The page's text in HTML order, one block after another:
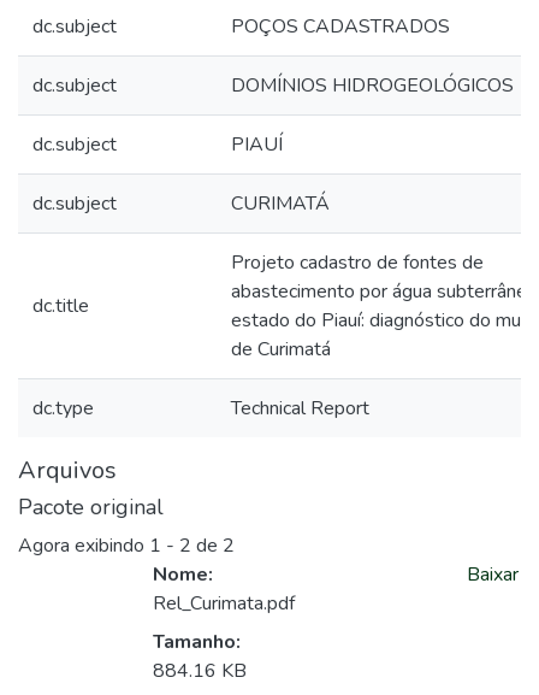
dc.subject POÇOS CADASTRADOS
dc.subject DOMÍNIOS HIDROGEOLÓGICOS
dc.subject PIAUÍ
dc.subject CURIMATÁ
dc.title
Projeto cadastro de fontes de
abastecimento por água subterrânea:
estado do Piauí: diagnóstico do
de Curimatá
dc.type Technical Report
Arquivos
Pacote original
Agora exibindo 1 - 2 de 2
Nome:
Rel_Curimata.pdf
Tamanho:
884.16 KB
Baixar